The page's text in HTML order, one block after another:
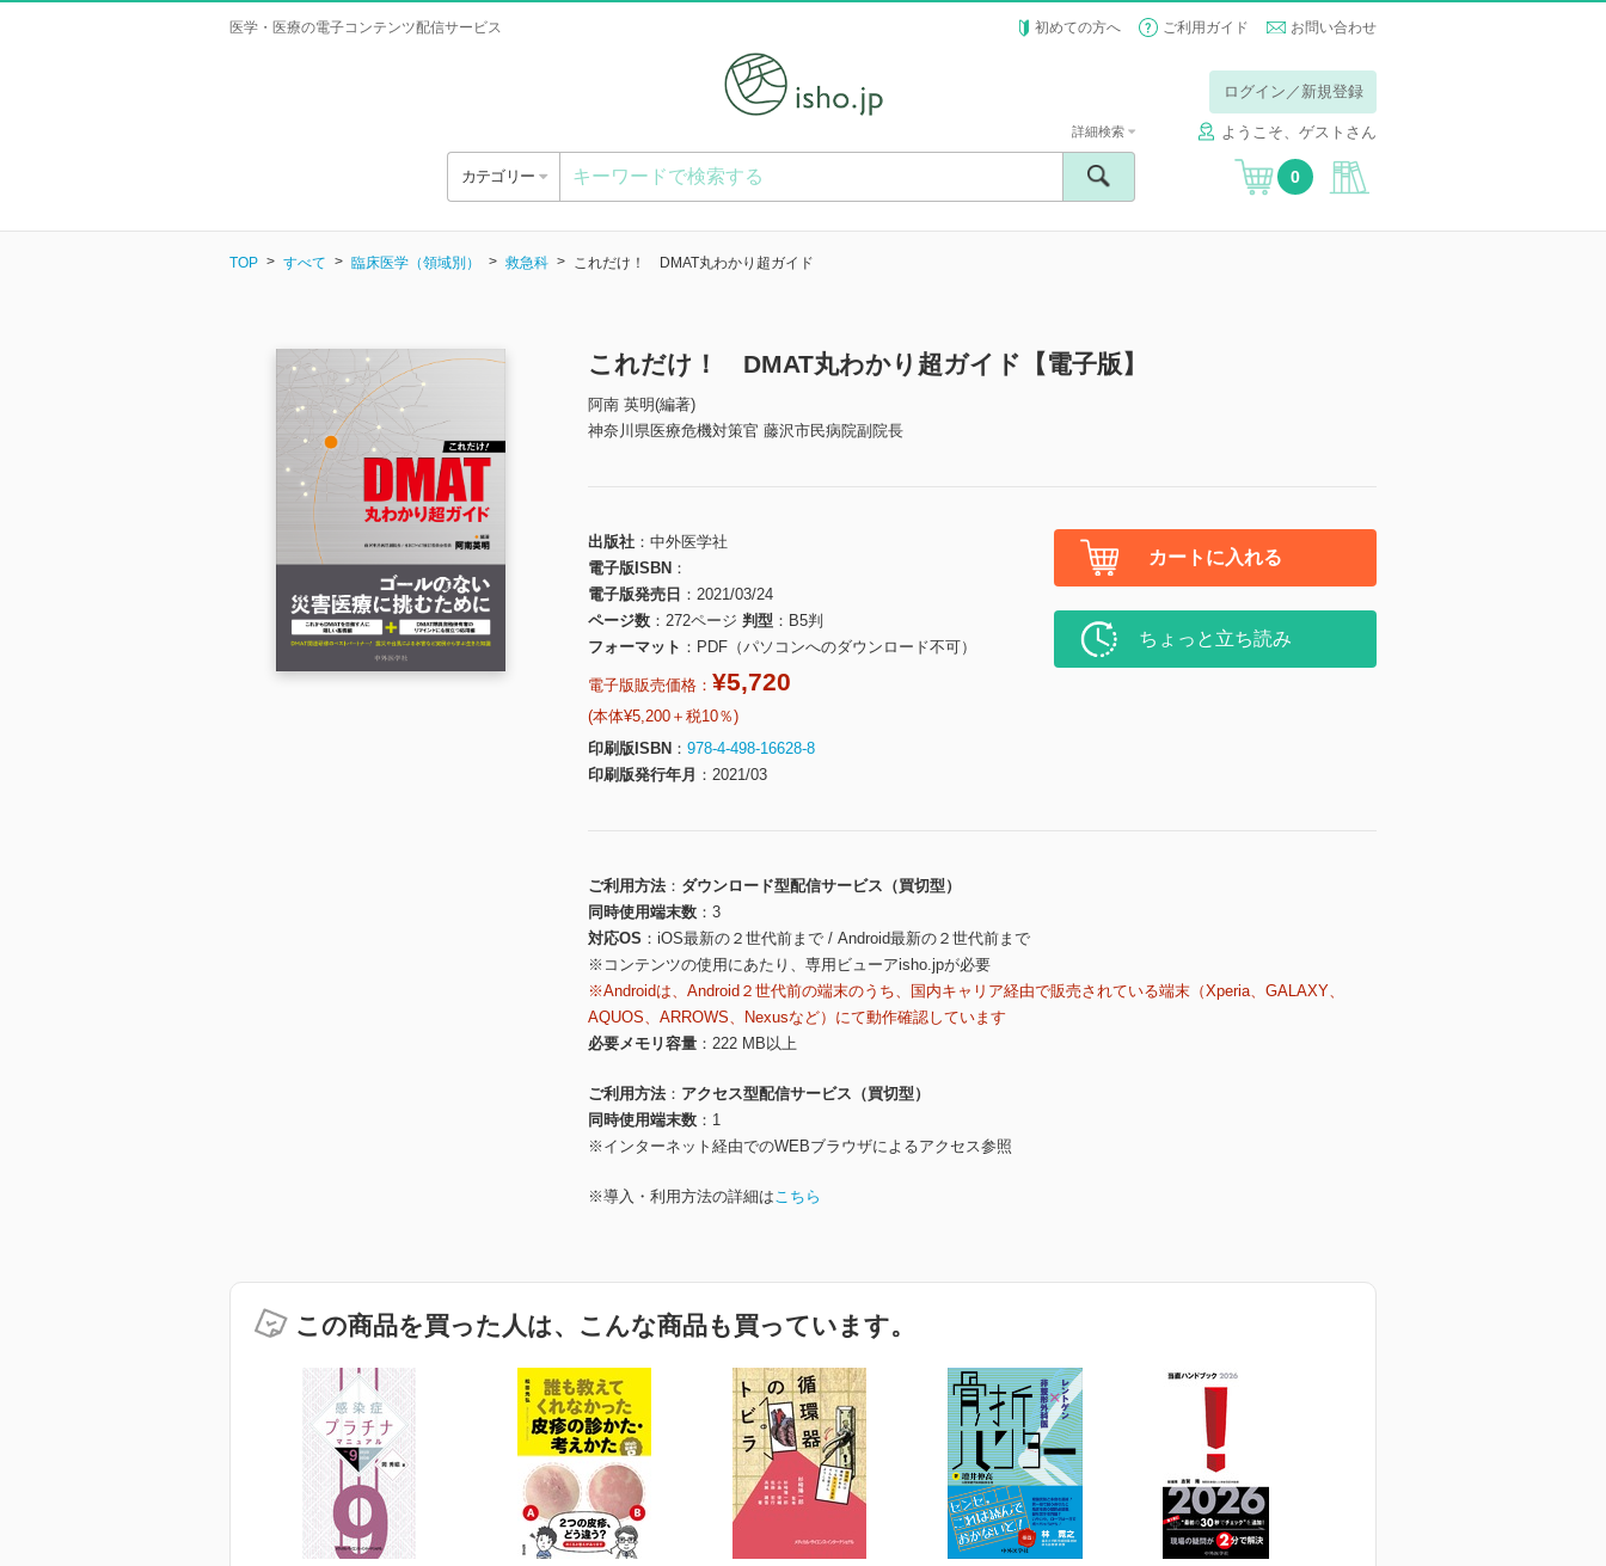
医学・医療の電子コンテンツ配信サービス 初めての方へ ご利用ガイド お問い合わせ
ログイン／新規登録
ようこそ、ゲストさん
カテゴリー
詳細検索
0
TOP すべて 臨床医学（領域別） 救急科 これだけ！ DMAT丸わかり超ガイド
これだけ！ DMAT丸わかり超ガイド【電子版】
阿南 英明(編著)
神奈川県医療危機対策官 藤沢市民病院副院長
出版社
中外医学社
電子版ISBN
電子版発売日
2021/03/24
ページ数
272ページ 判型
B5判
フォーマット
PDF（パソコンへのダウンロード不可）
電子版販売価格： ¥5,720
(本体¥5,200＋税10％)
印刷版ISBN
978-4-498-16628-8
印刷版発行年月
2021/03
カートに入れる
ちょっと立ち読み
ご利用方法
ダウンロード型配信サービス（買切型）
同時使用端末数
3
対応OS
iOS最新の２世代前まで / Android最新の２世代前まで
※コンテンツの使用にあたり、専用ビューアisho.jpが必要
※Androidは、Android２世代前の端末のうち、国内キャリア経由で販売されている端末（Xperia、GALAXY、
AQUOS、ARROWS、Nexusなど）にて動作確認しています
必要メモリ容量
222 MB以上
ご利用方法
アクセス型配信サービス（買切型）
同時使用端末数
1
※インターネット経由でのWEBブラウザによるアクセス参照
※導入・利用方法の詳細はこちら
この商品を買った人は、こんな商品も買っています。